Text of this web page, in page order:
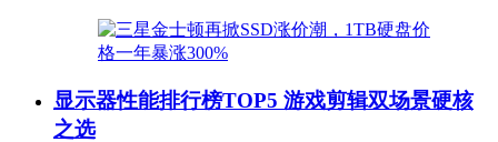
显示器性能排行榜TOP5 游戏剪辑双场景硬核
之选